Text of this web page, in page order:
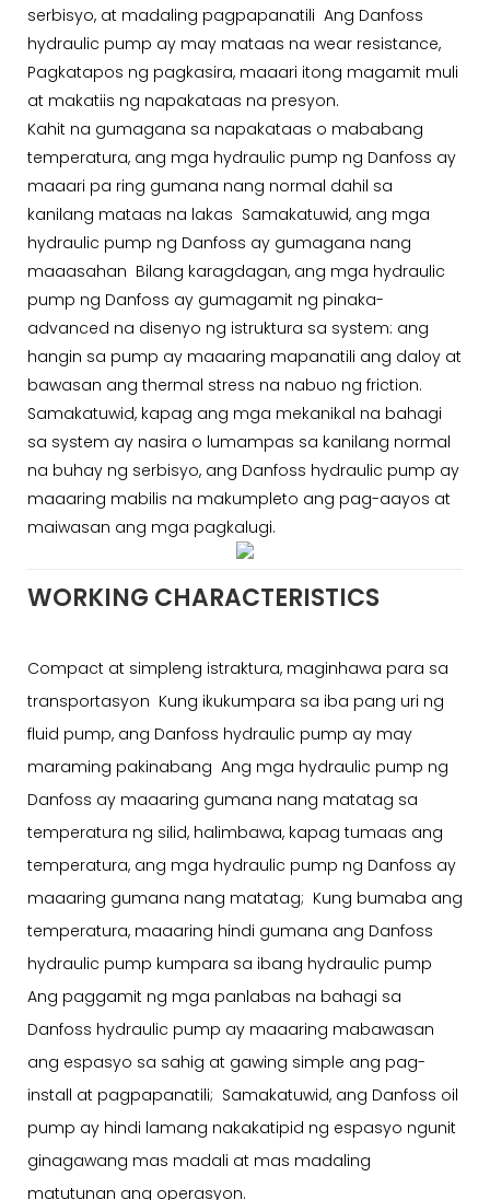
serbisyo, at madaling pagpapanatili Ang Danfoss
hydraulic pump ay may mataas na wear resistance,
Pagkatapos ng pagkasira, maaari itong magamit muli
at makatiis ng napakataas na presyon.
Kahit na gumagana sa napakataas o mababang
temperatura, ang mga hydraulic pump ng Danfoss ay
maaari pa ring gumana nang normal dahil sa
kanilang mataas na lakas Samakatuwid, ang mga
hydraulic pump ng Danfoss ay gumagana nang
maaasahan Bilang karagdagan, ang mga hydraulic
pump ng Danfoss ay gumagamit ng pinaka-
advanced na disenyo ng istruktura sa system: ang
hangin sa pump ay maaaring mapanatili ang daloy at
bawasan ang thermal stress na nabuo ng friction.
Samakatuwid, kapag ang mga mekanikal na bahagi
sa system ay nasira o lumampas sa kanilang normal
na buhay ng serbisyo, ang Danfoss hydraulic pump ay
maaaring mabilis na makumpleto ang pag-aayos at
maiwasan ang mga pagkalugi.
WORKING CHARACTERISTICS
Compact at simpleng istraktura, maginhawa para sa
transportasyon Kung ikukumpara sa iba pang uri ng
fluid pump, ang Danfoss hydraulic pump ay may
maraming pakinabang Ang mga hydraulic pump ng
Danfoss ay maaaring gumana nang matatag sa
temperatura ng silid, halimbawa, kapag tumaas ang
temperatura, ang mga hydraulic pump ng Danfoss ay
maaaring gumana nang matatag; Kung bumaba ang
temperatura, maaaring hindi gumana ang Danfoss
hydraulic pump kumpara sa ibang hydraulic pump
Ang paggamit ng mga panlabas na bahagi sa
Danfoss hydraulic pump ay maaaring mabawasan
ang espasyo sa sahig at gawing simple ang pag-
install at pagpapanatili; Samakatuwid, ang Danfoss oil
pump ay hindi lamang nakakatipid ng espasyo ngunit
ginagawang mas madali at mas madaling
matutunan ang operasyon.